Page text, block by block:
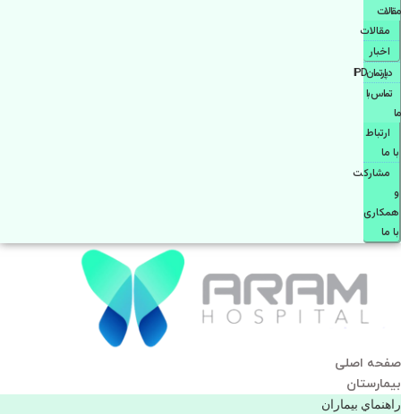
مقالات
مقالات
اخبار
دپارتمانIPD
تماس با
ما
ارتباط
با ما
مشاركت
و
همكاری
با ما
صفحه اصلی
بيمارستان
راهنماي بیماران